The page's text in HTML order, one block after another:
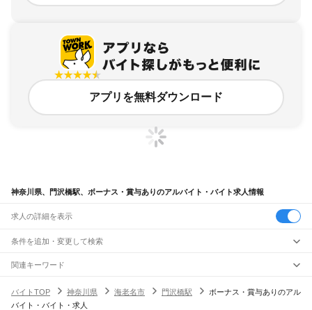
アプリを無料ダウンロード
神奈川県、門沢橋駅、ボーナス・賞与ありのアルバイト・バイト求人情報
求人の詳細を表示
条件を追加・変更して検索
市区町村を追加・変更
神奈川県
すべて
横浜市 すべて
駅を追加・変更
関連キーワード
バイトTOP
神奈川県 海老名市 門沢橋駅
ボーナス・賞与ありのアル
バイト・バイト・求人